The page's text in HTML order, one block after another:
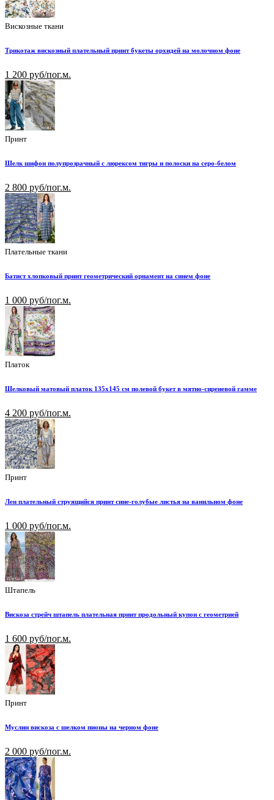
Вискозные ткани
Трикотаж вискозный плательный принт букеты орхидей на молочном фоне
1 200 руб/пог.м.
Принт
Шелк шифон полупрозрачный с люрексом тигры и полоски на серо-белом
2 800 руб/пог.м.
Плательные ткани
Батист хлопковый принт геометрический орнамент на синем фоне
1 000 руб/пог.м.
Платок
Шелковый матовый платок 135х145 см полевой букет в мятно-сиреневой гамме
4 200 руб/пог.м.
Принт
Лен плательный струящийся принт сине-голубые листья на ванильном фоне
1 000 руб/пог.м.
Штапель
Вискоза стрейч штапель плательная принт продольный купон с геометрией
1 600 руб/пог.м.
Принт
Муслин вискоза с шелком пионы на черном фоне
2 000 руб/пог.м.